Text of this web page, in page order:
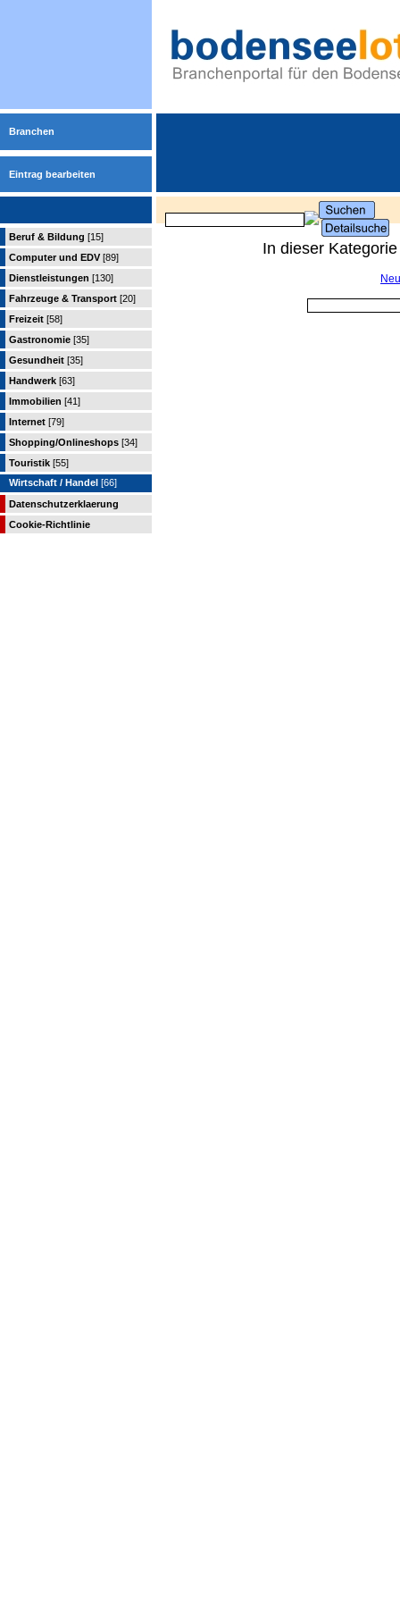
Branchen
Eintrag bearbeiten
Beruf & Bildung [15]
Computer und EDV [89]
Dienstleistungen [130]
Fahrzeuge & Transport [20]
Freizeit [58]
Gastronomie [35]
Gesundheit [35]
Handwerk [63]
Immobilien [41]
Internet [79]
Shopping/Onlineshops [34]
Touristik [55]
Wirtschaft / Handel [66]
Datenschutzerklaerung
Cookie-Richtlinie
In dieser